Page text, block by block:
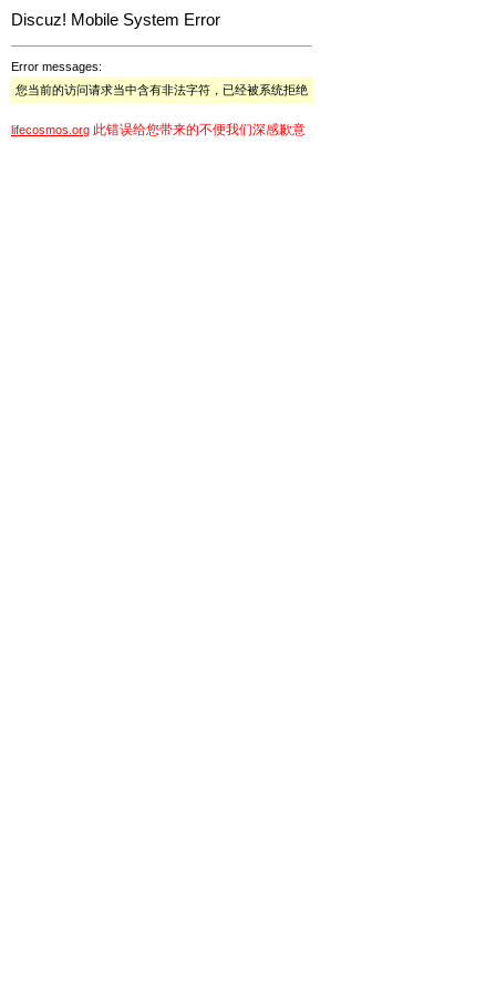
Discuz! Mobile System Error
Error messages:
您当前的访问请求当中含有非法字符，已经被系统拒绝
lifecosmos.org 此错误给您带来的不便我们深感歉意